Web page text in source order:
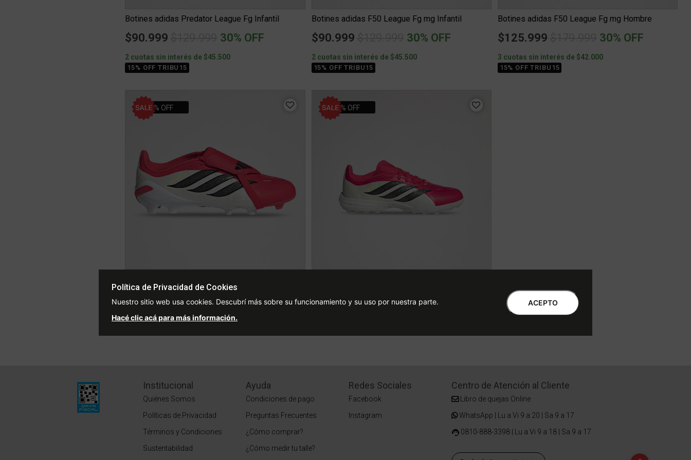
Botines adidas Predator League Fg Infantil
$90.999 Price reduced from
to
30% OFF
2 cuotas sin interés de $45.500
15% OFF TRIBU15
Botines adidas F50 League Fg mg Infantil
$90.999 Price reduced from
to
30% OFF
2 cuotas sin interés de $45.500
15% OFF TRIBU15
Botines adidas F50 League Fg mg Hombre
$125.999 Price reduced from
to
30% OFF
3 cuotas sin interés de $42.000
15% OFF TRIBU15
30% OFF
$90.999 Price reduced from
$129.999to
30% OFF
2 cuotas sin interés de $45.500
30% OFF
$90.999Price reduced from
$129.999to
30% OFF
Institucional
Quiénes Somos
Políticas de Privacidad
Términos y Condiciones
Sustentabilidad
Ayuda
Condiciones de pago
Preguntas Frecuentes
¿Cómo comprar?
¿Cómo medir tu talle?
Redes Sociales
Facebook
Instagram
Centro de Atención al Cliente
Libro de quejas Online
WhatsApp | Lu a Vi 9 a 20 | Sa 9 a 17
0810-888-3398 | Lu a Vi 9 a 18 | Sa 9 a 17
Política de Privacidad de Cookies
Nuestro sitio web usa cookies. Descubrí más sobre su funcionamiento y su uso por nuestra parte.
Hacé clic acá para más información.
ACEPTO